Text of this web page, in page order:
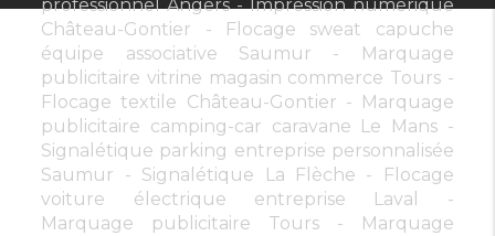
professionnel Angers
Impression numérique
Château-Gontier
Flocage sweat capuche
équipe associative Saumur
Marquage
publicitaire vitrine magasin commerce Tours
Flocage textile Château-Gontier
Marquage
publicitaire camping-car caravane Le Mans
Signalétique parking entreprise personnalisée
Saumur
Signalétique La Flèche
Flocage
voiture électrique entreprise Laval
Marquage publicitaire Tours
Marquage